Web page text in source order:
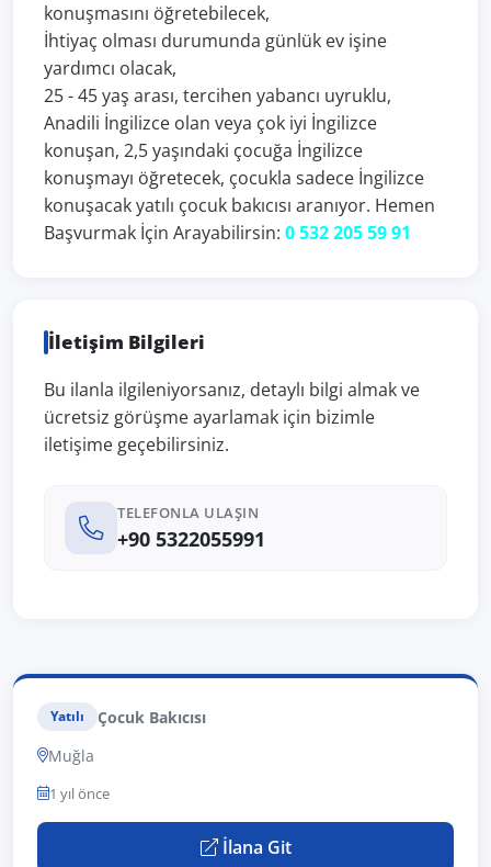
konuşmasını öğretebilecek,
İhtiyaç olması durumunda günlük ev işine
yardımcı olacak,
25 - 45 yaş arası, tercihen yabancı uyruklu,
Anadili İngilizce olan veya çok iyi İngilizce
konuşan, 2,5 yaşındaki çocuğa İngilizce
konuşmayı öğretecek, çocukla sadece İngilizce
konuşacak yatılı çocuk bakıcısı aranıyor. Hemen
Başvurmak İçin Arayabilirsin: 0 532 205 59 91
İletişim Bilgileri
Bu ilanla ilgileniyorsanız, detaylı bilgi almak ve
ücretsiz görüşme ayarlamak için bizimle
iletişime geçebilirsiniz.
TELEFONLA ULAŞIN
+90 5322055991
Yatılı
Çocuk Bakıcısı
Muğla
1 yıl önce
İlana Git